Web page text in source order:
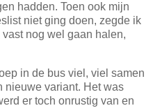
hadden. Toen ook mijn
niet ging doen, zegde ik
nog wel gaan halen,
in de bus viel, viel samen
nieuwe variant. Het was
er toch onrustig van en